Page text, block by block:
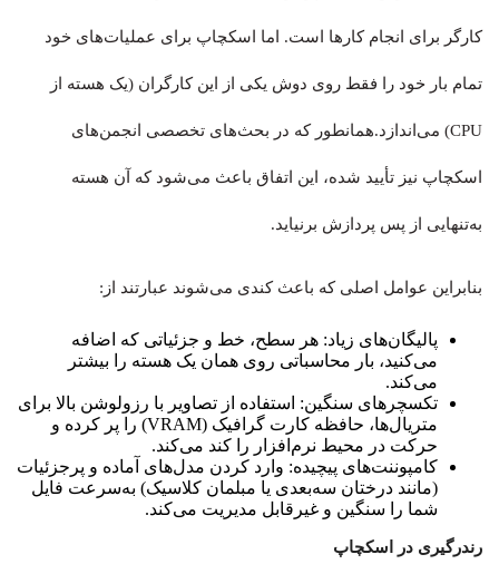
کارگر برای انجام کارها است. اما اسکچاپ برای عملیات‌های خود
تمام بار خود را فقط روی دوش یکی از این کارگران (یک هسته از
CPU) می‌اندازد.همانطور که در بحث‌های تخصصی انجمن‌های
اسکچاپ نیز تأیید شده، این اتفاق باعث می‌شود که آن هسته
به‌تنهایی از پس پردازش برنیاید.
بنابراین عوامل اصلی که باعث کندی می‌شوند عبارتند از:
پالیگان‌های زیاد: هر سطح، خط و جزئیاتی که اضافه
می‌کنید، بار محاسباتی روی همان یک هسته را بیشتر
می‌کند.
تکسچرهای سنگین: استفاده از تصاویر با رزولوشن بالا برای
متریال‌ها، حافظه کارت گرافیک (VRAM) را پر کرده و
حرکت در محیط نرم‌افزار را کند می‌کند.
کامپوننت‌های پیچیده: وارد کردن مدل‌های آماده و پرجزئیات
(مانند درختان سه‌بعدی یا مبلمان کلاسیک) به‌سرعت فایل
شما را سنگین و غیرقابل مدیریت می‌کند.
رندرگیری در اسکچاپ